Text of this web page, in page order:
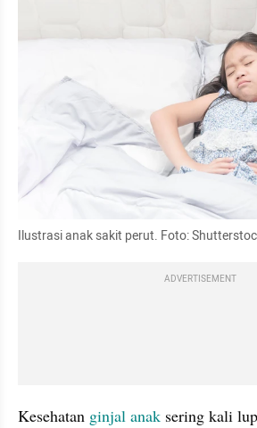
Ilustrasi anak sakit perut. Foto:
ADVERTISEMENT
Kesehatan ginjal anak sering kali